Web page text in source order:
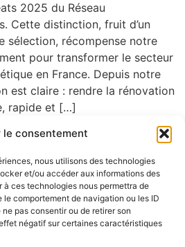
le consentement
nous utilisons des technologies
et/ou accéder aux informations des
ces technologies nous permettra de
comportement de navigation ou les ID
pas consentir ou de retirer son
négatif sur certaines caractéristiques
2025 du Réseau
Cette distinction, fruit d’un
sélection, récompense notre
pour transformer le secteur
en France. Depuis notre
est claire : rendre la rénovation
rapide et […]